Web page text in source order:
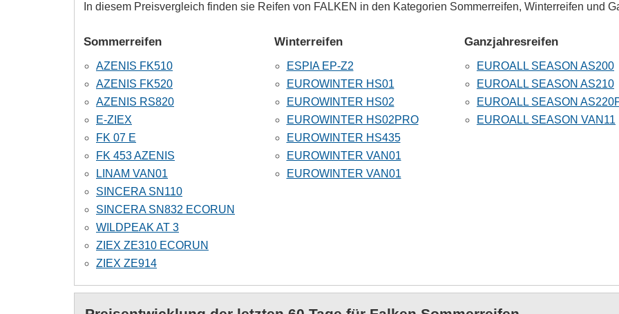
In diesem Preisvergleich finden sie Reifen von FALKEN in den Kategorien Sommerreifen, Winterreifen und
Sommerreifen
AZENIS FK510
AZENIS FK520
AZENIS RS820
E-ZIEX
FK 07 E
FK 453 AZENIS
LINAM VAN01
SINCERA SN110
SINCERA SN832 ECORUN
WILDPEAK AT 3
ZIEX ZE310 ECORUN
ZIEX ZE914
Winterreifen
ESPIA EP-Z2
EUROWINTER HS01
EUROWINTER HS02
EUROWINTER HS02PRO
EUROWINTER HS435
EUROWINTER VAN01
EUROWINTER VAN01
Ganzjahresreifen
EUROALL SEASON AS200
EUROALL SEASON AS210
EUROALL SEASON
EUROALL SEASON VAN11